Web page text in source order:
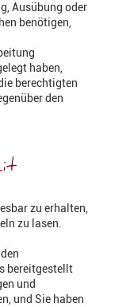
Ausübung oder
benötigen,
haben,
berechtigten
den
zu erhalten,
zu lasen.
bereitgestellt
und
und Sie haben